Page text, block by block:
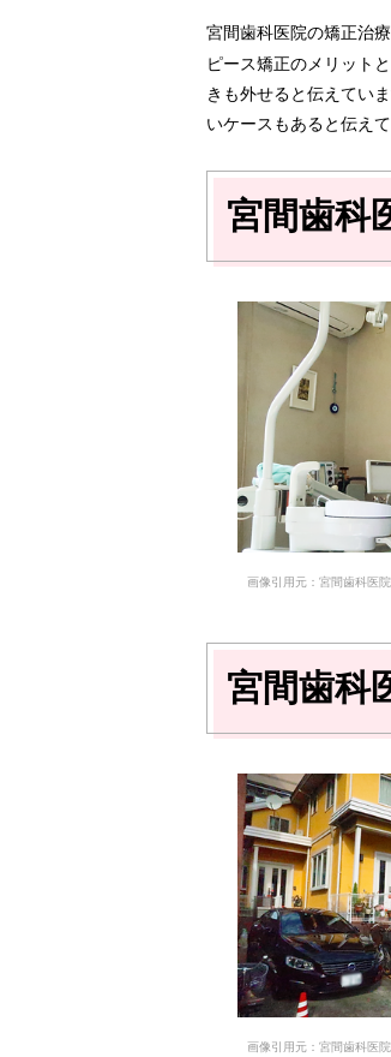
宮間歯科医院の矯正治
ピース矯正のメリット
きも外せると伝えてい
いケースもあると伝えて
宮間歯科
画像引用元：宮間歯科医
宮間歯科
画像引用元：宮間歯科医